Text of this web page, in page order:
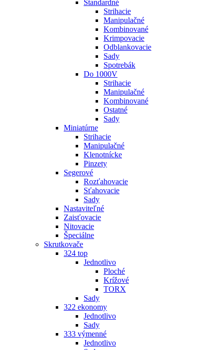
Štandardné
Strihacie
Manipulačné
Kombinované
Krimpovacie
Odblankovacie
Sady
Spotrebák
Do 1000V
Strihacie
Manipulačné
Kombinované
Ostatné
Sady
Miniatúrne
Strihacie
Manipulačné
Klenotnícke
Pinzety
Segerové
Rozťahovacie
Sťahovacie
Sady
Nastaviteľné
Zaisťovacie
Nitovacie
Špeciálne
Skrutkovače
324 top
Jednotlivo
Ploché
Krížové
TORX
Sady
322 ekonomy
Jednotlivo
Sady
333 výmenné
Jednotlivo